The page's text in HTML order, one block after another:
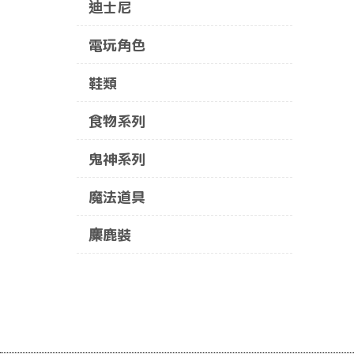
迪士尼
電玩角色
鞋類
食物系列
鬼神系列
魔法道具
麋鹿裝